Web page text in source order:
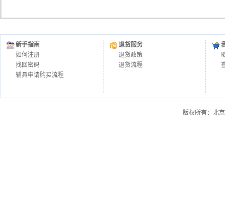
新手指南
如何注册
找回密码
辅具申请购买流程
退货服务
退货政策
退货流程
版权所有：北